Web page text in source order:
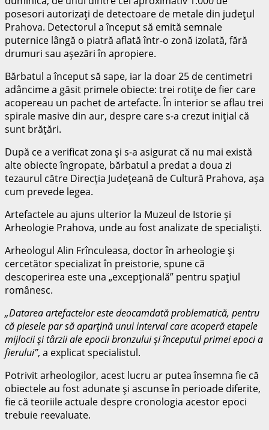
posesori autorizaţi de detectoare de metale din judeţul
Prahova. Detectorul a început să emită semnale
puternice lângă o piatră aflată într-o zonă izolată, fără
drumuri sau aşezări în apropiere.
Bărbatul a început să sape, iar la doar 25 de centimetri
adâncime a găsit primele obiecte: trei rotiţe de fier care
acopereau un pachet de artefacte. În interior se aflau trei
spirale masive din aur, despre care s-a crezut iniţial că
sunt brăţări.
După ce a verificat zona şi s-a asigurat că nu mai există
alte obiecte îngropate, bărbatul a predat a doua zi
tezaurul către Direcţia Judeţeană de Cultură Prahova, aşa
cum prevede legea.
Artefactele au ajuns ulterior la Muzeul de Istorie şi
Arheologie Prahova, unde au fost analizate de specialişti.
Arheologul Alin Frînculeasa, doctor în arheologie şi
cercetător specializat în preistorie, spune că
descoperirea este una „excepţională” pentru spaţiul
românesc.
„Datarea artefactelor este deocamdată problematică, pentru
că piesele par să aparţină unui interval care acoperă etapele
mijlocii şi târzii ale epocii bronzului şi începutul primei epoci a
fierului”, a explicat specialistul.
Potrivit arheologilor, acest lucru ar putea însemna fie că
obiectele au fost adunate şi ascunse în perioade diferite,
fie că teoriile actuale despre cronologia acestor epoci
trebuie reevaluate.